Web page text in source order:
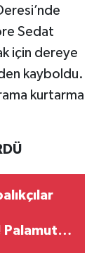
Sedat
için dereye
kayboldu.
kurtarma
Palamut